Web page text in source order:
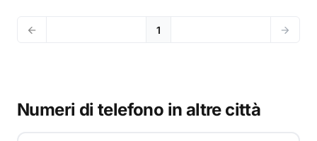
1
Numeri di telefono in altre città